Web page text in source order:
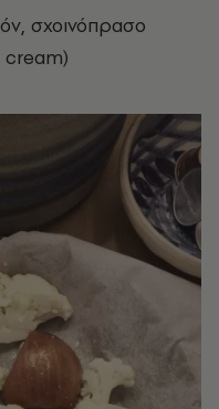
σχοινόπρασο
cream)